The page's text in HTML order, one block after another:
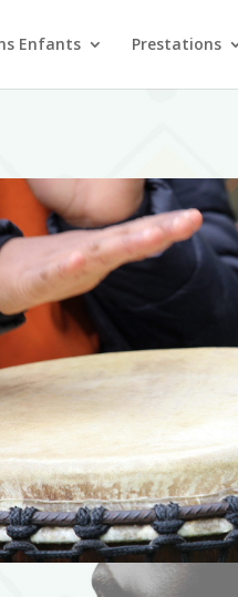
Enfants Prestations